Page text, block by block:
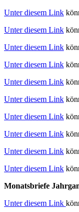
Unter diesem Link
Unter diesem Link
Unter diesem Link
Unter diesem Link
Unter diesem Link
Unter diesem Link
Unter diesem Link
Unter diesem Link
Unter diesem Link
Unter diesem Link
Monatsbriefe
Unter diesem Link